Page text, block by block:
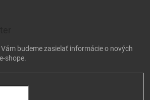
budeme zasielať informácie o nových
shope.